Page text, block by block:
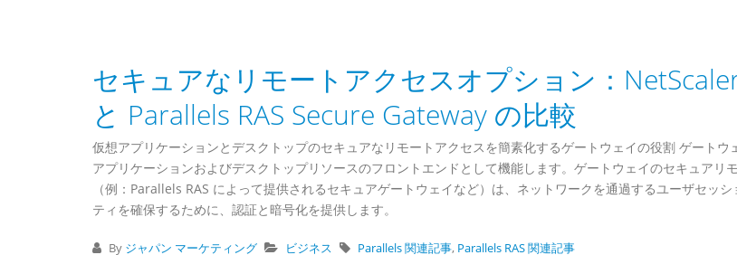
セキュアなリモートアクセスオプション：
と Parallels RAS Secure Gateway の比較
仮想アプリケーションとデスクトップのセキュアなリモートアクセスを簡素化するゲートウェイの役割 ゲートウ
アプリケーションおよびデスクトップリソースのフロントエンドとして機能します。ゲートウェイのセキュアリ
（例：Parallels RAS によって提供されるセキュアゲートウェイなど）は、ネットワークを通過するユーザセッ
ティを確保するために、認証と暗号化を提供します。
By ジャパン マーケティング ビジネス Parallels 関連記事, Parallels RAS 関連記事